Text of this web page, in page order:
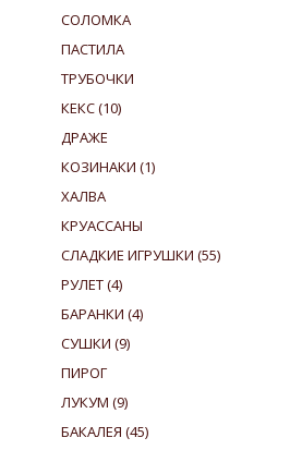
СОЛОМКА
ПАСТИЛА
ТРУБОЧКИ
КЕКС(10)
ДРАЖЕ
КОЗИНАКИ (1)
ХАЛВА
КРУАССАНЫ
СЛАДКИЕ ИГРУШКИ (55)
РУЛЕТ(4)
БАРАНКИ (4)
СУШКИ (9)
ПИРОГ
ЛУКУМ (9)
БАКАЛЕЯ (45)